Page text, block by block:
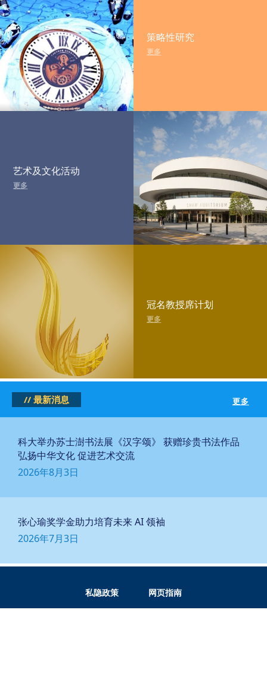
策略性研究
更多
艺术及文化活动
更多
冠名教授席计划
更多
// 最新消息 更多
科大举办苏士澍书法展《汉字颂》 获赠珍贵书法作品
弘扬中华文化 促进艺术交流
2026年8月3日
张心瑜奖学金助力培育未来 AI 领袖
2026年7月3日
私隐政策 网页指南